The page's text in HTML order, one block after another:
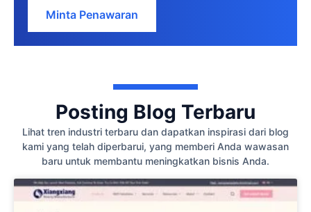
Minta Penawaran
Posting Blog Terbaru
Lihat tren industri terbaru dan dapatkan inspirasi dari blog
kami yang telah diperbarui, yang memberi Anda wawasan
baru untuk membantu meningkatkan bisnis Anda.